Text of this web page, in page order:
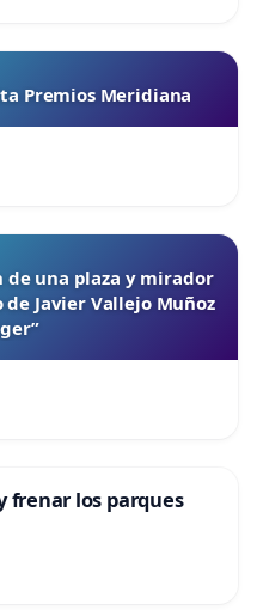
Premios Meridiana
una plaza y mirador
Javier Vallejo Muñoz
frenar los parques